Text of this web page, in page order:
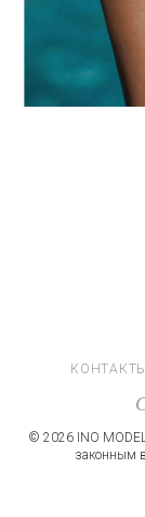
КОНТАКТЫ
© 2026 INO
законным